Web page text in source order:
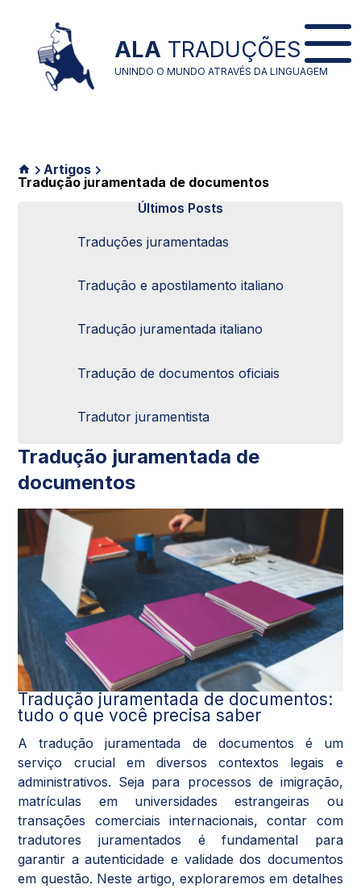
ALA TRADUÇÕES
UNINDO O MUNDO ATRAVÉS DA LINGUAGEM
Artigos
Tradução juramentada de documentos
Tradução juramentada de
documentos
Tradução juramentada de documentos:
tudo o que você precisa saber
A tradução juramentada de documentos é um
serviço crucial em diversos contextos legais e
administrativos. Seja para processos de imigração,
matrículas em universidades estrangeiras ou
transações comerciais internacionais, contar com
tradutores juramentados é fundamental para
garantir a autenticidade e validade dos documentos
em questão. Neste artigo, exploraremos em detalhes
Últimos Posts
Traduções juramentadas
Tradução e apostilamento italiano
Tradução juramentada italiano
Tradução de documentos oficiais
Tradutor juramentista